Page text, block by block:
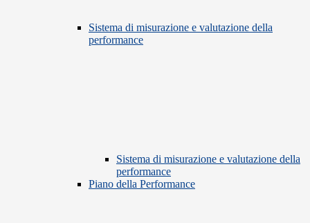
Sistema di misurazione e valutazione della
performance
Sistema di misurazione e valutazione della
performance
Piano della Performance